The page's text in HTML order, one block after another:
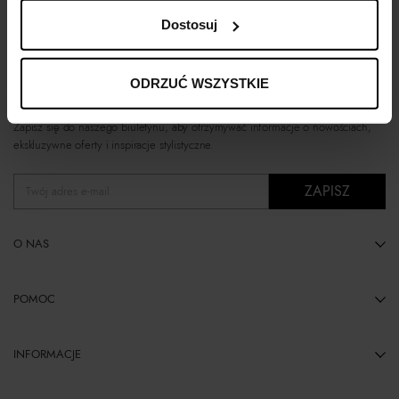
Dostosuj
ODRZUĆ WSZYSTKIE
TRENDY, PREMIERY I KOMPLETNE STYLIZACJE
Zapisz się do naszego biuletynu, aby otrzymywać informacje o nowościach,
ekskluzywne oferty i inspiracje stylistyczne.
ZAPISZ
O NAS
POMOC
INFORMACJE